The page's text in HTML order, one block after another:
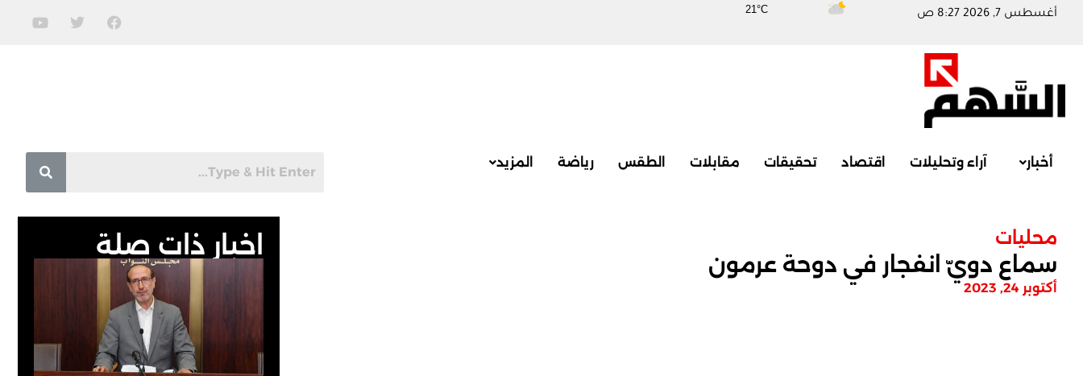
21°C أغسطس 7, 2026 8:27 ص
أخبار آراء وتحليلات اقتصاد تحقيقات مقابلات الطقس رياضة المزيد
اخبار ذات صلة محليات
سماع دويّ انفجار في دوحة عرمون
أكتوبر 24, 2023